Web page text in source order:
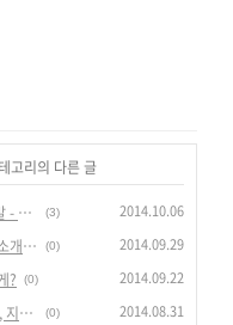
고리의 다른 글
→ [연애상식] 여자들이 좋아하는 남자 행동/말 - BEST 10. (3) 2014.10.06
소개팅, 아는 만큼 성공한다! - 남자와 여자의 소개팅에 관한 생각차이. (0) 2014.09.29
? (0) 2014.09.22
지하철 데이트 장소/코스 추천 베스트5 - 서울, 지하철타고 연애하자! (0) 2014.08.31